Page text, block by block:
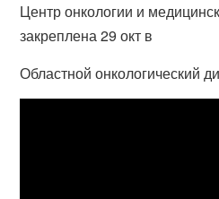
Центр онкологии и
закреплена 29 окт в
Областной онкологический